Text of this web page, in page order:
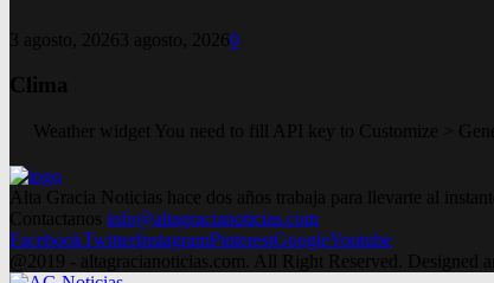
3 agosto, 2026 3 agosto, 20260
Clima
Weather widget You need to fill API key to Customize >
Alta Gracia Noticias hace dos años trabaja para llevarte al
Contactanos info@altagracianoticias.com
FacebookTwitterInstagramPinterestGoogleYoutube
@2019 - altagracianoticias.com. All Right Reserved. Designed